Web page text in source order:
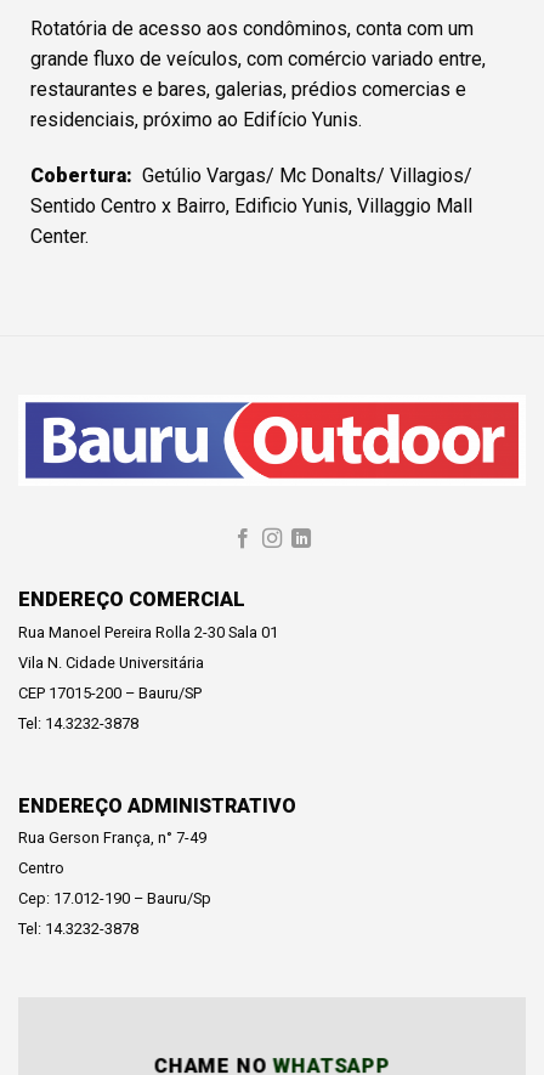
Rotatória de acesso aos condôminos, conta com um
grande fluxo de veículos, com comércio variado entre,
restaurantes e bares, galerias, prédios comercias e
residenciais, próximo ao Edifício Yunis.
Cobertura: Getúlio Vargas/ Mc Donalts/ Villagios/
Sentido Centro x Bairro, Edificio Yunis, Villaggio Mall
Center.
ENDEREÇO COMERCIAL
Rua Manoel Pereira Rolla 2-30 Sala 01
Vila N. Cidade Universitária
CEP 17015-200 – Bauru/SP
Tel: 14.3232-3878
ENDEREÇO ADMINISTRATIVO
Rua Gerson França, n° 7-49
Centro
Cep: 17.012-190 – Bauru/Sp
Tel: 14.3232-3878
CHAME NOWHATSAPP